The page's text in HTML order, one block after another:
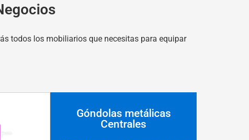
todos los mobiliarios que necesitas para equipar
Góndolas metálicas
Centrales